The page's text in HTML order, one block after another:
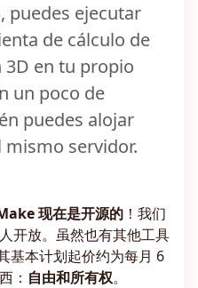
puedes ejecutar
de cálculo de
en tu propio
un poco de
puedes alojar
servidor.
现在是开源的 ！我们
开放。虽然也有其他工具
基本计划起价约为每月 6
： 自由和所有权。